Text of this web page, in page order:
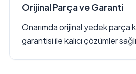
Orijinal Parça ve Garanti
Onarımda orijinal yedek parça
garantisi ile kalıcı çözümler